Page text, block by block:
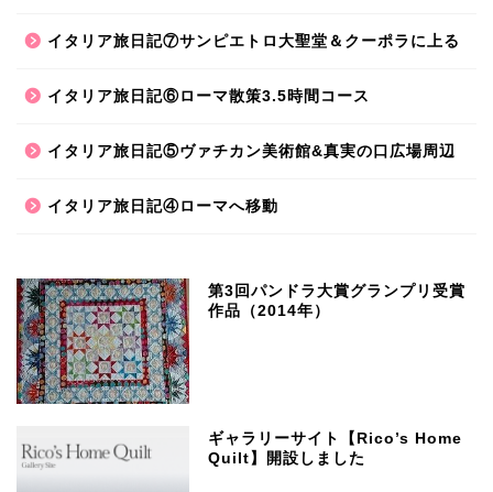
イタリア旅日記⑦サンピエトロ大聖堂＆クーポラに上る
イタリア旅日記⑥ローマ散策3.5時間コース
イタリア旅日記⑤ヴァチカン美術館&真実の口広場周辺
イタリア旅日記④ローマへ移動
第3回パンドラ大賞グランプリ受賞
作品（2014年）
ギャラリーサイト【Rico’s Home
Quilt】開設しました